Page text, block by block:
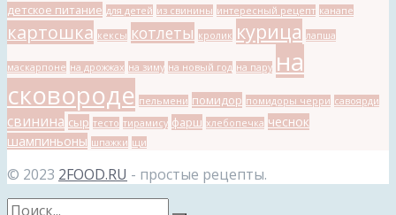
детское питание для детей из свинины интересный рецепт канапе
картошка кексы котлеты кролик курица лапша
маскарпоне на дрожжах на зиму на новый год на пару на
сковороде пельмени помидор помидоры черри савоярди
свинина сыр тесто тирамису фарш хлебопечка чеснок
шампиньоны шпажки щи
© 2023 2FOOD.RU - простые рецепты.